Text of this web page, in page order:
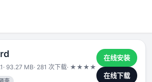
· 93.27 MB· 281 次下载· ★ ★ ★ ★ ★
2025-02-25
在线安装
在线下载